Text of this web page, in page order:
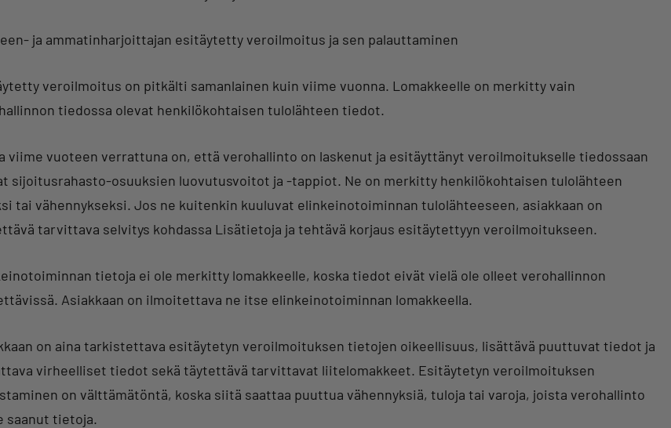
ja ammatinharjoittajan esitäytetty veroilmoitus ja sen palauttaminen
veroilmoitus on pitkälti samanlainen kuin viime vuonna. Lomakkeelle on merkitty vain
tiedossa olevat henkilökohtaisen tulolähteen tiedot.
viime vuoteen verrattuna on, että verohallinto on laskenut ja esitäyttänyt veroilmoitukselle tiedossaan
sijoitusrahasto-osuuksien luovutusvoitot ja -tappiot. Ne on merkitty henkilökohtaisen tulolähteen
tai vähennykseksi. Jos ne kuitenkin kuuluvat elinkeinotoiminnan tulolähteeseen, asiakkaan on
tarvittava selvitys kohdassa Lisätietoja ja tehtävä korjaus esitäytettyyn veroilmoitukseen.
tietoja ei ole merkitty lomakkeelle, koska tiedot eivät vielä ole olleet verohallinnon
Asiakkaan on ilmoitettava ne itse elinkeinotoiminnan lomakkeella.
on aina tarkistettava esitäytetyn veroilmoituksen tietojen oikeellisuus, lisättävä puuttuvat tiedot ja
virheelliset tiedot sekä täytettävä tarvittavat liitelomakkeet. Esitäytetyn veroilmoituksen
on välttämätöntä, koska siitä saattaa puuttua vähennyksiä, tuloja tai varoja, joista verohallinto
saanut tietoja.